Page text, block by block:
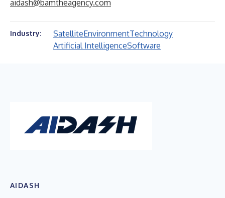
aidash@bamtheagency.com
Industry: SatelliteEnvironmentTechnology
Artificial IntelligenceSoftware
AIDASH